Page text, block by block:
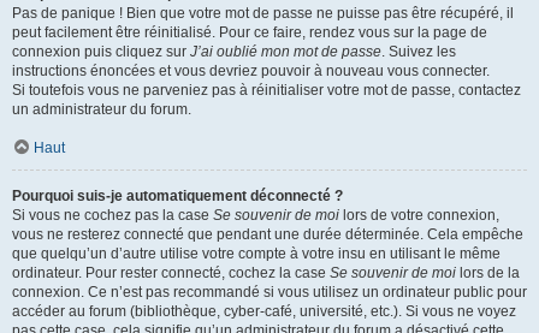
Pas de panique ! Bien que votre mot de passe ne puisse pas être récupéré, il
peut facilement être réinitialisé. Pour ce faire, rendez vous sur la page de
connexion puis cliquez sur J’ai oublié mon mot de passe. Suivez les
instructions énoncées et vous devriez pouvoir à nouveau vous connecter.
Si toutefois vous ne parveniez pas à réinitialiser votre mot de passe, contactez
un administrateur du forum.
Haut
Pourquoi suis-je automatiquement déconnecté ?
Si vous ne cochez pas la case Se souvenir de moi lors de votre connexion,
vous ne resterez connecté que pendant une durée déterminée. Cela empêche
que quelqu’un d’autre utilise votre compte à votre insu en utilisant le même
ordinateur. Pour rester connecté, cochez la case Se souvenir de moi lors de la
connexion. Ce n’est pas recommandé si vous utilisez un ordinateur public pour
accéder au forum (bibliothèque, cyber-café, université, etc.). Si vous ne voyez